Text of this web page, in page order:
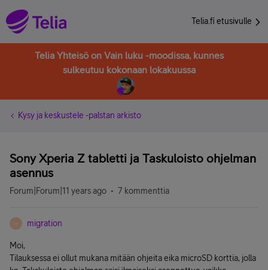
Telia.fi etusivulle
Telia Yhteisö on Vain luku -moodissa, kunnes
sulkeutuu kokonaan lokakuussa
Kysy ja keskustele -palstan arkisto
Sony Xperia Z tabletti ja Taskuloisto ohjelman
asennus
Forum|Forum|11 years ago 7 kommenttia
M migration
Moi,
Tilauksessa ei ollut mukana mitään ohjeita eika microSD korttia, jolla